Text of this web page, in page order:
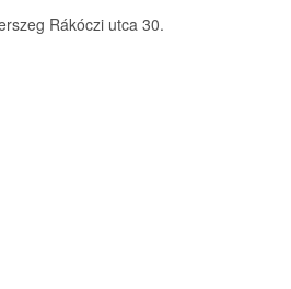
Rákóczi utca 30.